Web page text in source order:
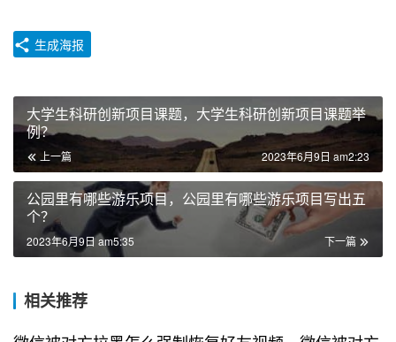
生成海报
大学生科研创新项目课题，大学生科研创新项目课题举
例？
上一篇 2023年6月9日 am2:23
公园里有哪些游乐项目，公园里有哪些游乐项目写出五
个？
下一篇
2023年6月9日 am5:35
相关推荐